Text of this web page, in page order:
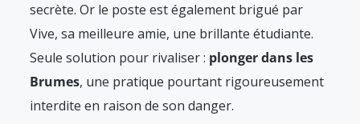
secrète. Or le poste est également brigué par
Vive, sa meilleure amie, une brillante étudiante.
Seule solution pour rivaliser : plonger dans les
Brumes, une pratique pourtant rigoureusement
interdite en raison de son danger.